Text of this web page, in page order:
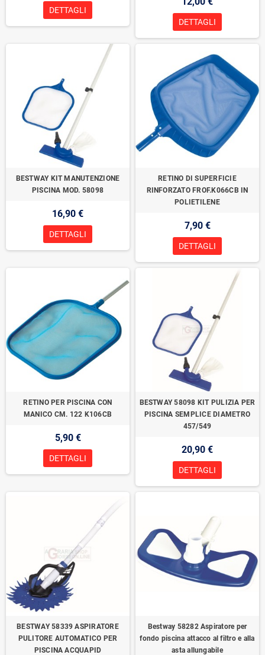
DETTAGLI
DETTAGLI
BESTWAY KIT MANUTENZIONE
PISCINA MOD. 58098
16,90 €
DETTAGLI
RETINO DI SUPERFICIE
RINFORZATO FROF.K066CB IN
POLIETILENE
7,90 €
DETTAGLI
RETINO PER PISCINA CON
MANICO CM. 122 K106CB
5,90 €
DETTAGLI
BESTWAY 58098 KIT PULIZIA PER
PISCINA SEMPLICE DIAMETRO
457/549
20,90 €
DETTAGLI
BESTWAY 58339 ASPIRATORE
PULITORE AUTOMATICO PER
PISCINA ACQUAPID
Bestway 58282 Aspiratore per
fondo piscina attacco al filtro e alla
asta allungabile